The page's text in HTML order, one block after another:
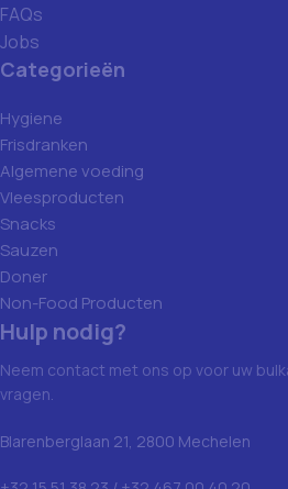
FAQs
Jobs
Categorieën
Hygiene
Frisdranken
Algemene voeding
Vleesproducten
Snacks
Sauzen
Doner
Non-Food Producten
Hulp nodig?
Neem contact met ons op voor uw
vragen.
Blarenberglaan 21, 2800 Mechelen